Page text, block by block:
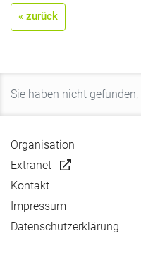
« zurück
Organisation
Extranet
Kontakt
Impressum
Datenschutzerklärung